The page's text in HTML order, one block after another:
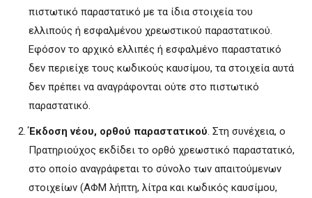
πιστωτικό παραστατικό με τα ίδια στοιχεία του
ελλιπούς ή εσφαλμένου χρεωστικού παραστατικού.
Εφόσον το αρχικό ελλιπές ή εσφαλμένο παραστατικό
δεν περιείχε τους κωδικούς καυσίμου, τα στοιχεία αυτά
δεν πρέπει να αναγράφονται ούτε στο πιστωτικό
παραστατικό.
Έκδοση νέου, ορθού παραστατικού. Στη συνέχεια, ο
Πρατηριούχος εκδίδει το ορθό χρεωστικό παραστατικό,
στο οποίο αναγράφεται το σύνολο των απαιτούμενων
στοιχείων (ΑΦΜ λήπτη, λίτρα και κωδικός καυσίμου,